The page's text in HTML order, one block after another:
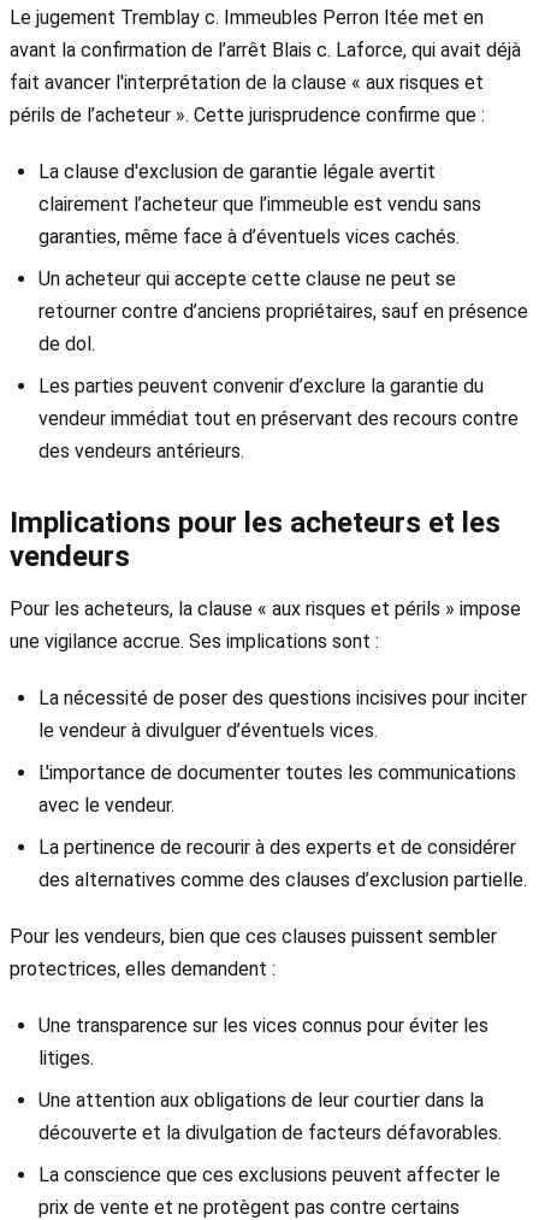
Le jugement Tremblay c. Immeubles Perron ltée met en
avant la confirmation de l’arrêt Blais c. Laforce, qui avait déjà
fait avancer l'interprétation de la clause « aux risques et
périls de l’acheteur ». Cette jurisprudence confirme que :
La clause d'exclusion de garantie légale avertit
clairement l’acheteur que l’immeuble est vendu sans
garanties, même face à d’éventuels vices cachés.
Un acheteur qui accepte cette clause ne peut se
retourner contre d’anciens propriétaires, sauf en présence
de dol.
Les parties peuvent convenir d’exclure la garantie du
vendeur immédiat tout en préservant des recours contre
des vendeurs antérieurs.
Implications pour les acheteurs et les
vendeurs
Pour les acheteurs, la clause « aux risques et périls » impose
une vigilance accrue. Ses implications sont :
La nécessité de poser des questions incisives pour inciter
le vendeur à divulguer d’éventuels vices.
L'importance de documenter toutes les communications
avec le vendeur.
La pertinence de recourir à des experts et de considérer
des alternatives comme des clauses d’exclusion partielle.
Pour les vendeurs, bien que ces clauses puissent sembler
protectrices, elles demandent :
Une transparence sur les vices connus pour éviter les
litiges.
Une attention aux obligations de leur courtier dans la
découverte et la divulgation de facteurs défavorables.
La conscience que ces exclusions peuvent affecter le
prix de vente et ne protègent pas contre certains